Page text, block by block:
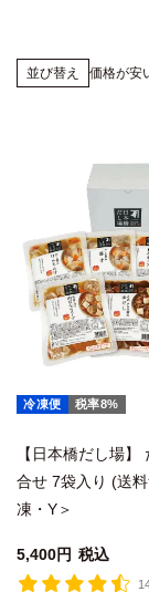
並び替え 価格が安
冷凍便 税率8%
【日本橋だし場】
合せ 7袋入り (送
凍・Y＞
5,400 税込